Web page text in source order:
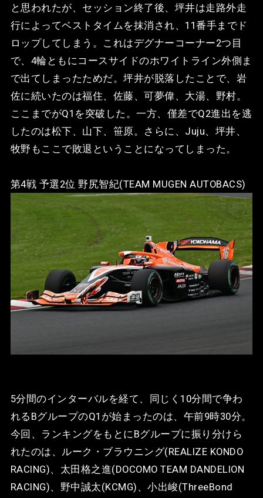
と思われたが、セッション終了後、坪井は走路外走
行によってベストタイムを抹消され、11番手までド
ロップしてしまう。これはデグナーコーナー2つ目
で、4輪ともにコースサイドのホワイトライン外側ま
で出てしまったためだ。坪井が脱落したことで、岩
佐に続いたのは福住、佐藤、可夢偉、大湯、野村。
ここまでがQ1を突破した。一方、僅差でQ2進出を逃
したのは松下、山下、笹原。さらに、Juju、坪井、
牧野もここで敗退ということになってしまった。
第4戦 予選2位 野尻智紀(TEAM MUGEN AUTOBACS)
5分間のインターバルを経て、同じく10分間で争わ
れるBグループのQ1が始まったのは、午前9時30分。
今回、ランキングをもとにBグループに振り分けら
れたのは、ルーク・ブラウニング(REALIZE KONDO
RACING)、太田格之進(DOCOMO TEAM DANDELION
RACING)、野中誠太(KCMG)、小出峻(ThreeBond